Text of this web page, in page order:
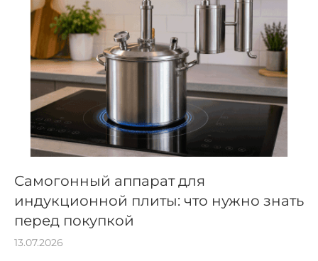
Самогонный аппарат для
индукционной плиты: что нужно знать
перед покупкой
13.07.2026